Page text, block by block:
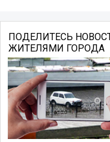
ПОДЕЛИТЕСЬ
ЖИТЕЛЯМИ ГОРОДА